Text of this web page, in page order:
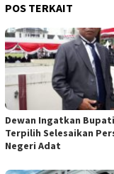
POS TERKAIT
Dewan Ingatkan Bupati
Terpilih Selesaikan
Negeri Adat